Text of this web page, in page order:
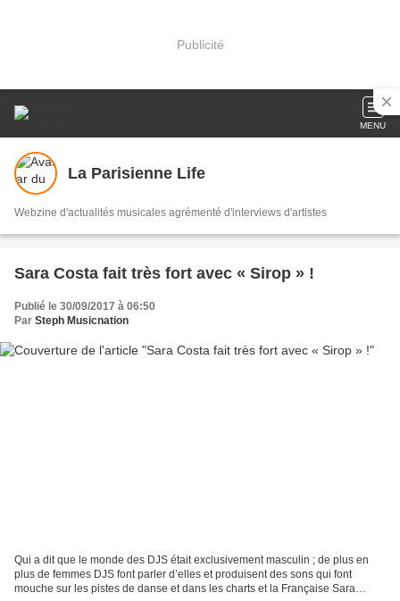
Publicité
MENU
La Parisienne Life
Webzine d'actualités musicales agrémenté d'interviews d'artistes
Sara Costa fait très fort avec « Sirop » !
Publié le 30/09/2017 à 06:50
Par Steph Musicnation
Qui a dit que le monde des DJS était exclusivement masculin ; de plus en
plus de femmes DJS font parler d’elles et produisent des sons qui font
mouche sur les pistes de danse et dans les charts et la Française Sara